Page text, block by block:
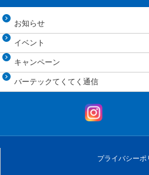
お知らせ
イベント
キャンペーン
バーテックてくてく通信
プライバシーポ